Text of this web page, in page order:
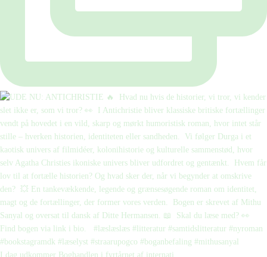
I dag udkommer Boghandlen i fyrtårnet af internati